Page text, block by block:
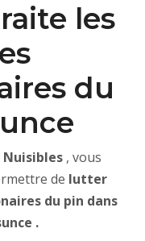
les
du
, vous
de lutter
du pin dans
.